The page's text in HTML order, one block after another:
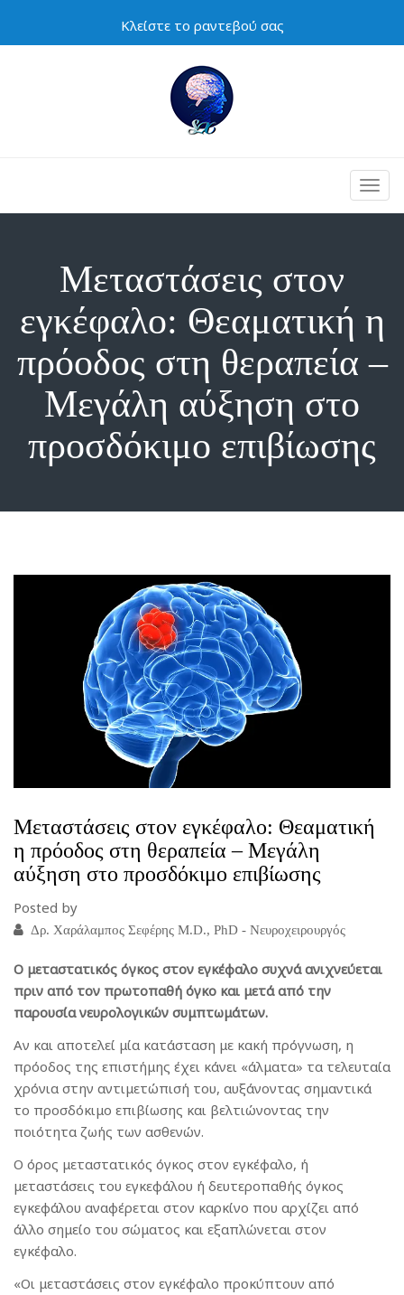
Κλείστε το ραντεβού σας
Μεταστάσεις στον
εγκέφαλο: Θεαματική η
πρόοδος στη θεραπεία –
Μεγάλη αύξηση στο
προσδόκιμο επιβίωσης
Μεταστάσεις στον εγκέφαλο: Θεαματική
η πρόοδος στη θεραπεία – Μεγάλη
αύξηση στο προσδόκιμο επιβίωσης
Posted by
Δρ. Χαράλαμπος Σεφέρης M.D., PhD - Νευροχειρουργός
Ο μεταστατικός όγκος στον εγκέφαλο συχνά ανιχνεύεται
πριν από τον πρωτοπαθή όγκο και μετά από την
παρουσία νευρολογικών συμπτωμάτων.
Αν και αποτελεί μία κατάσταση με κακή πρόγνωση, η
πρόοδος της επιστήμης έχει κάνει «άλματα» τα τελευταία
χρόνια στην αντιμετώπισή του, αυξάνοντας σημαντικά
το προσδόκιμο επιβίωσης και βελτιώνοντας την
ποιότητα ζωής των ασθενών.
Ο όρος μεταστατικός όγκος στον εγκέφαλο, ή
μεταστάσεις του εγκεφάλου ή δευτεροπαθής όγκος
εγκεφάλου αναφέρεται στον καρκίνο που αρχίζει από
άλλο σημείο του σώματος και εξαπλώνεται στον
εγκέφαλο.
«Οι μεταστάσεις στον εγκέφαλο προκύπτουν από